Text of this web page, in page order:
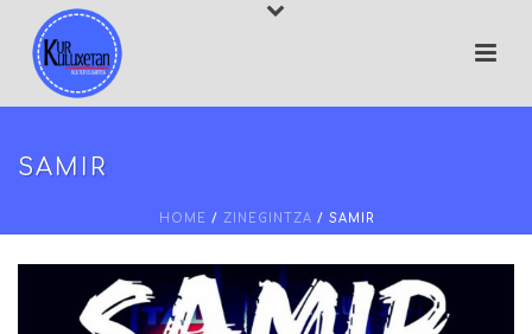
SAMIR
HOME / ZINEGINTZA / SAMIR